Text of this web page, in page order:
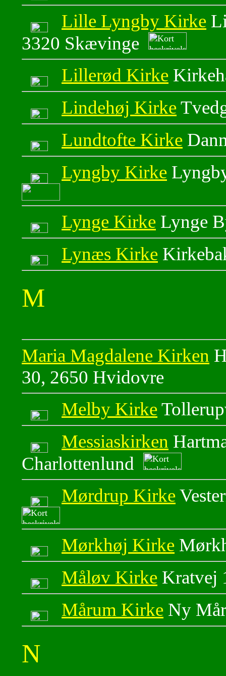
Lille Lyngby Kirke
3320 Skævinge
Lillerød Kirke
Lindehøj Kirke
Lundtofte Kirke
Lyngby Kirke
Lynge Kirke Lynge
Lynæs Kirke
M
Maria Magdalene Kirken
30, 2650 Hvidovre
Melby Kirke
Messiaskirken
Charlottenlund
Mørdrup Kirke
Mørkhøj Kirke
Måløv Kirke Kratvej
Mårum Kirke Ny
N